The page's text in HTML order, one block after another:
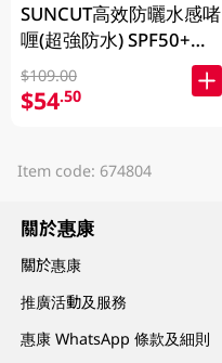
SUNCUT高效防曬水感啫
喱(超強防水) SPF50+
PA++++ (80g)
$109.00
$54.50
Item code: 674804
關於惠康
關於惠康
推廣活動及服務
惠康 WhatsApp 條款及細則